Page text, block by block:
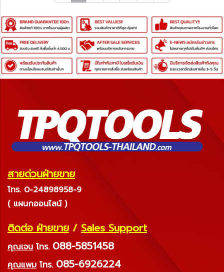
สายด่วนฝ่ายขาย
โทร. 0-24898958-9
( แผนกออนไลน์ )
ติดต่อ ฝ่ายขาย / Sales Support
คุณเจน โทร. 088-5851458
คุณแพม โทร. 085-6926224